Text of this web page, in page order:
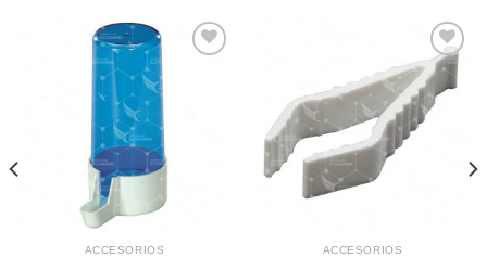
ACCESORIOS
Añadir
ACCESORIOS